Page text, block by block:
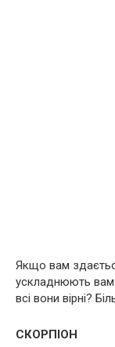
Якщо вам
ускладнюють вам
всі вони вірні?
СКОРПІОН